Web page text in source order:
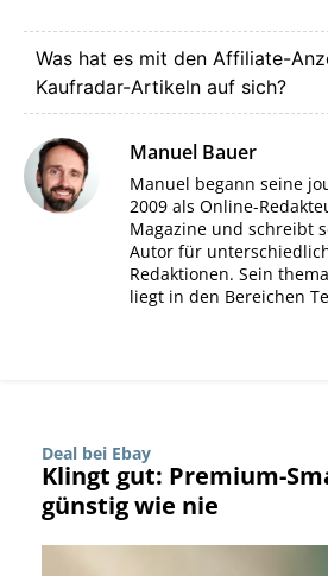
Was hat es mit den Affiliate-
Kaufradar-Artikeln auf sich?
Manuel Bauer
Manuel begann seine
2009 als Online-
Magazine und schreibt
Autor für
Redaktionen. Sein
liegt in den Bereichen
Deal bei Ebay
Klingt gut: Premium-
günstig wie nie